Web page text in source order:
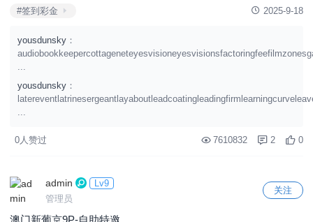
#签到彩金 2025-9-18
yousdunsky ：
...
yousdunsky ：
...
0人赞过 7610832 2 0
admin
Lv9
管理员
关注
澳门新葡京9P-自助特邀